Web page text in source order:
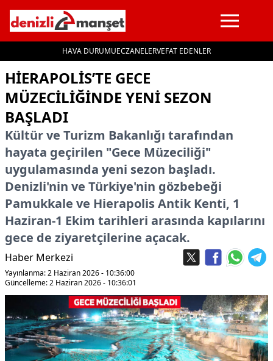
HAVA DURUMUECZANELERVEFAT EDENLER
İçeriğe geç
HIERAPOLIS’TE GECE
MÜZECILIĞINDE YENI SEZON
BAŞLADI
Kültür ve Turizm Bakanlığı tarafından
hayata geçirilen "Gece Müzeciliği"
uygulamasında yeni sezon başladı.
Denizli'nin ve Türkiye'nin gözbebeği
Pamukkale ve Hierapolis Antik Kenti, 1
Haziran-1 Ekim tarihleri arasında kapılarını
gece de ziyaretçilerine açacak.
Haber Merkezi
Yayınlanma: 2 Haziran 2026 - 10:36:00
Güncelleme: 2 Haziran 2026 - 10:36:01